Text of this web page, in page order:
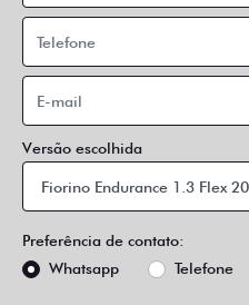
Versão escolhida
Preferência de contato:
Whatsapp
Telefone